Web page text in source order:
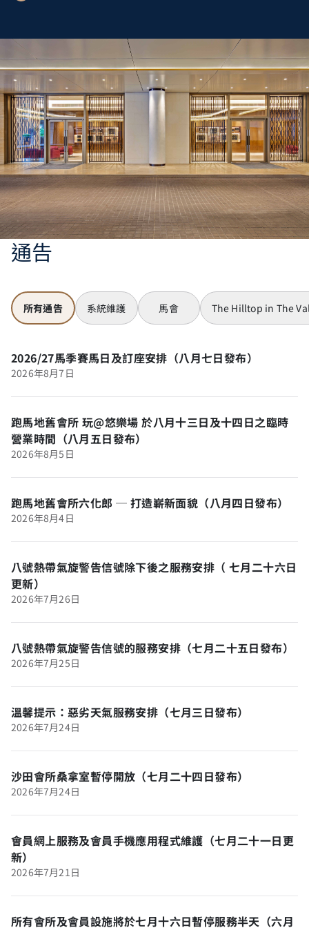
通告
所有通告 系統維護 馬會 The Hilltop in The
2026/27馬季賽馬日及訂座安排（八月七日發布）
2026年8月7日
跑馬地舊會所 玩@悠樂場 於八月十三日及十四日之臨時
營業時間（八月五日發布）
2026年8月5日
跑馬地舊會所六化郎 ─ 打造嶄新面貌（八月四日發布）
2026年8月4日
八號熱帶氣旋警告信號除下後之服務安排（ 七月二十六日
更新）
2026年7月26日
八號熱帶氣旋警告信號的服務安排（七月二十五日發布）
2026年7月25日
溫馨提示：惡劣天氣服務安排（七月三日發布）
2026年7月24日
沙田會所桑拿室暫停開放（七月二十四日發布）
2026年7月24日
會員網上服務及會員手機應用程式維護（七月二十一日更
新）
2026年7月21日
所有會所及會員設施將於七月十六日暫停服務半天（六月